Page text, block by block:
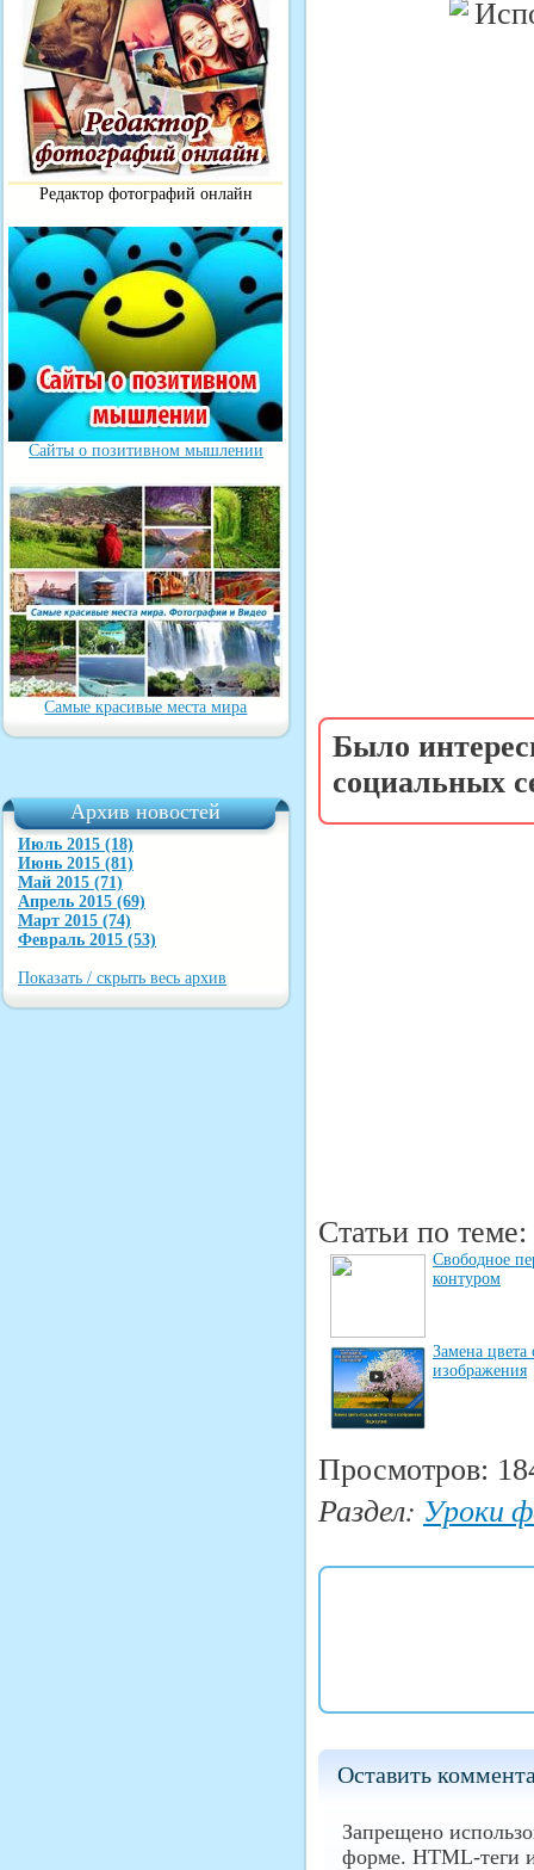
Редактор фотографий онлайн
Сайты о позитивном мышлении
Самые красивые места мира
Архив новостей
Июль 2015 (18)
Июнь 2015 (81)
Май 2015 (71)
Апрель 2015 (69)
Март 2015 (74)
Февраль 2015 (53)
Показать / скрыть весь архив
Было
социальных
Статьи по теме:
Свободное
контуром
Замена цвета
изображения
Просмотров:
Раздел: Уроки
Оставить
Запрещено
форме. HTML-теги